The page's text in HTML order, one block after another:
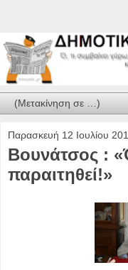
Παρασκευή 12 Ιουλίου
Βουνάτσος :
παραιτηθεί!»